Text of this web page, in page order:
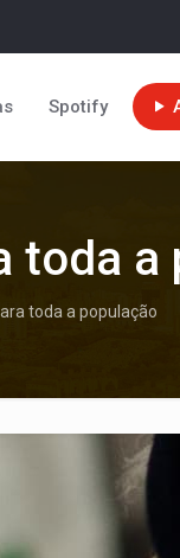
Spotify
toda a
toda a população